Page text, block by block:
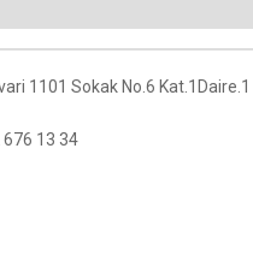
1101 Sokak No.6 Kat.1Daire.1
676 13 34